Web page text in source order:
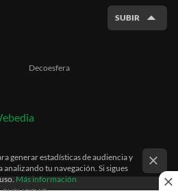
SUBIR
Decoesfera
generar estadísticas de audiencia y
tu navegación. Si sigues
Más información